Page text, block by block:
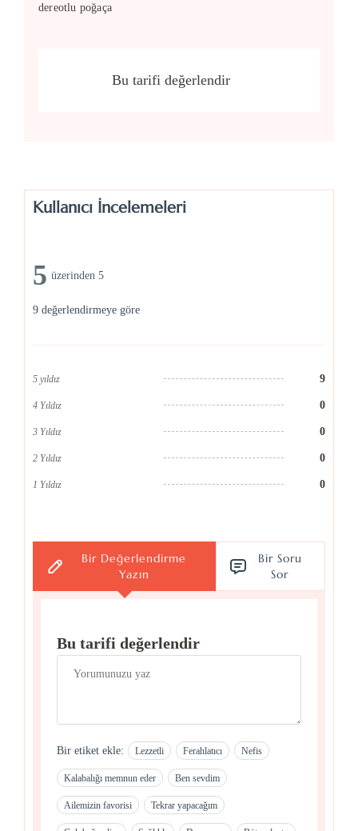
dereotlu poğaça
Bu tarifi değerlendir
Kullanıcı İncelemeleri
5 üzerinden 5
9 değerlendirmeye göre
5 yıldız 9
4 Yıldız 0
3 Yıldız 0
2 Yıldız 0
1 Yıldız 0
Bir Değerlendirme
Yazın
Bir Soru
Sor
Bu tarifi değerlendir
Bir etiket ekle: Lezzetli Ferahlatıcı Nefis
Kalabalığı memnun eder Ben sevdim
Ailemizin favorisi Tekrar yapacağım